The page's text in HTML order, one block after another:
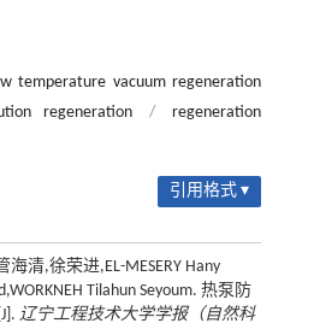
temperature vacuum regeneration
regeneration /
regeneration
引用格式 ▾
清,徐荣进,EL-MESERY Hany
Tilahun Seyoum. 热泵防
辽宁工程技术大学学报（自然科